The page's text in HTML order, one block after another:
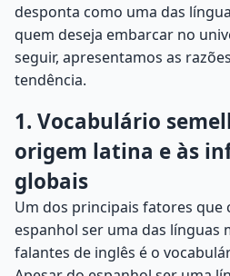
desponta como uma das
quem deseja embarcar no
seguir, apresentamos as
tendência.
1. Vocabulário
origem latina e às
globais
Um dos principais fatores que
espanhol ser uma das línguas
falantes de inglês é o